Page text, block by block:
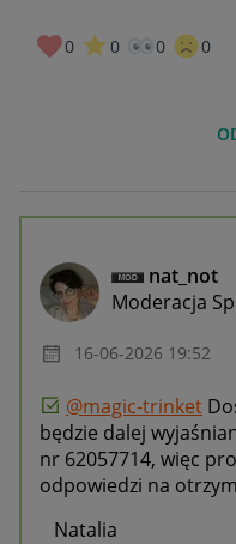
0 0 0 0
nat_not
Moderacja
‎16-06-2026 19:52
@magic-trinket
będzie dalej
nr 62057714, więc
odpowiedzi na
Natalia